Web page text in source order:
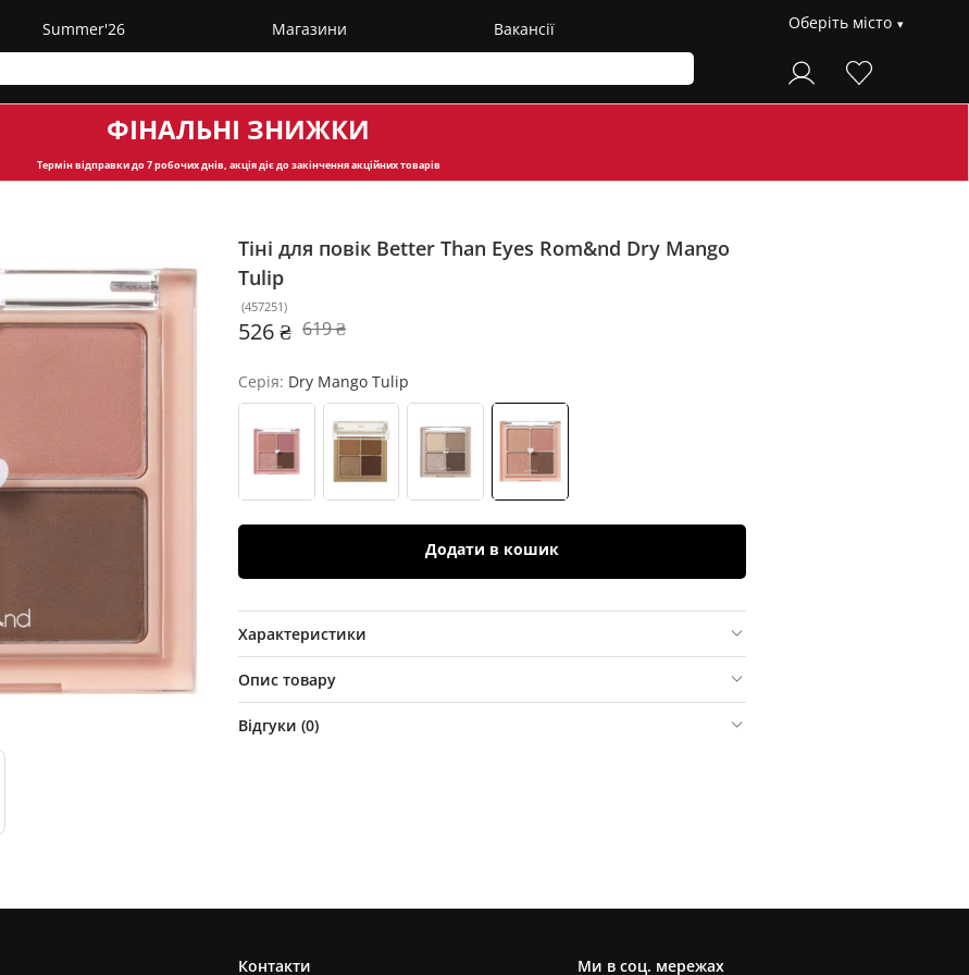
Summer'26 Магазини Вакансії Оберіть місто
ФІНАЛЬНІ ЗНИЖКИ
Термін відправкидо 7 робочих днів, акція діє до закінчення акційних товарів
Тіні для повік Better Than Eyes Rom&nd Dry Mango
Tulip
(457251)
526 ₴ 619 ₴
Серія: Dry Mango Tulip
Додати в кошик
Характеристики
Опис товару
Відгуки (0)
Контакти Ми в соц. мережах